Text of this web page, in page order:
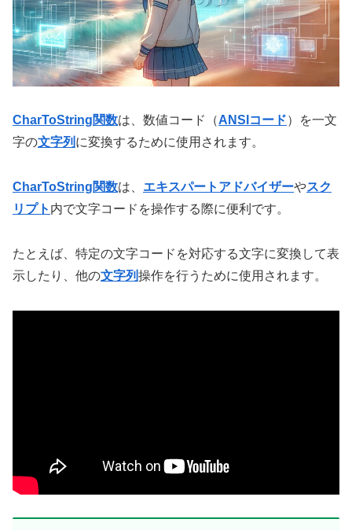
CharToString関数は、数値コード（ANSIコード）を一文
字の文字列 に変換するために使用されます。
CharToString関数は、 エキスパートアドバイザーやスク
リプト 内で文字コードを操作する際に便利です。
たとえば、特定の文字コードを対応する文字に変換して表
示したり、他の文字列操作を行うために使用されます。